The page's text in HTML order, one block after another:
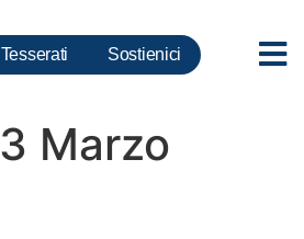
Tesserati Sostienici
3 Marzo